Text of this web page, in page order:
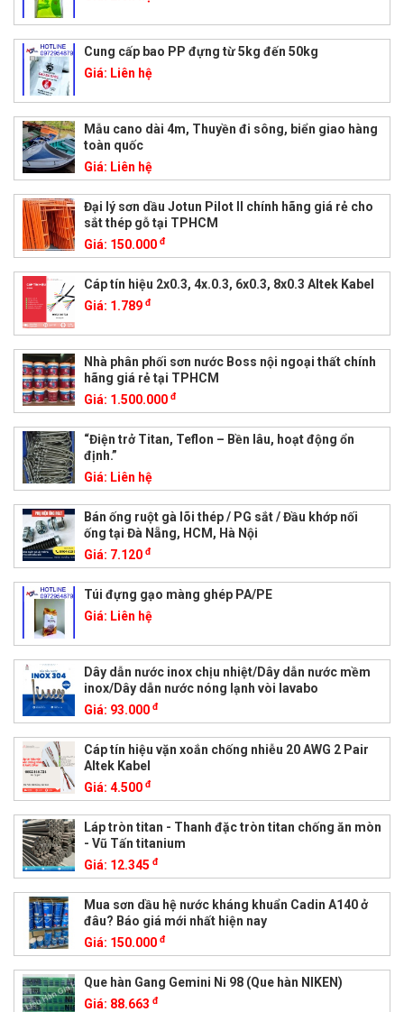
Cung cấp bao PP đựng từ 5kg đến 50kg
Giá: Liên hệ
Mẫu cano dài 4m, Thuyền đi sông, biển giao hàng
toàn quốc
Giá: Liên hệ
Đại lý sơn dầu Jotun Pilot II chính hãng giá rẻ cho
sắt thép gỗ tại TPHCM
Giá: 150.000 đ
Cáp tín hiệu 2x0.3, 4x.0.3, 6x0.3, 8x0.3 Altek Kabel
Giá: 1.789 đ
Nhà phân phối sơn nước Boss nội ngoại thất chính
hãng giá rẻ tại TPHCM
Giá: 1.500.000 đ
“Điện trở Titan, Teflon – Bền lâu, hoạt động ổn
định.”
Giá: Liên hệ
Bán ống ruột gà lõi thép / PG sắt / Đầu khớp nối
ống tại Đà Nẵng, HCM, Hà Nội
Giá: 7.120 đ
Túi đựng gạo màng ghép PA/PE
Giá: Liên hệ
Dây dẫn nước inox chịu nhiệt/Dây dẫn nước mềm
inox/Dây dẫn nước nóng lạnh vòi lavabo
Giá: 93.000 đ
Cáp tín hiệu vặn xoắn chống nhiễu 20 AWG 2 Pair
Altek Kabel
Giá: 4.500 đ
Láp tròn titan - Thanh đặc tròn titan chống ăn mòn
- Vũ Tấn titanium
Giá: 12.345 đ
Mua sơn dầu hệ nước kháng khuẩn Cadin A140 ở
đâu? Báo giá mới nhất hiện nay
Giá: 150.000 đ
Que hàn Gang Gemini Ni 98 (Que hàn NIKEN)
Giá: 88.663 đ